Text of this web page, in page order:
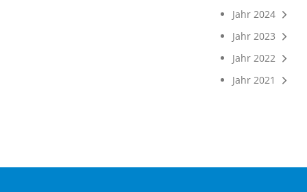
Jahr 2024
Jahr 2023
Jahr 2022
Jahr 2021